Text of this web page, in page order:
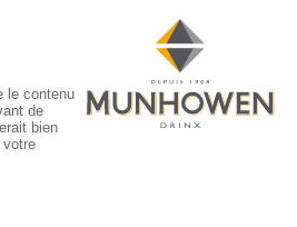
Drinx / Tous droits réservés
by